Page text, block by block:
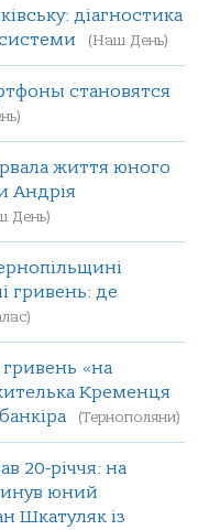
діагностика
(Наш День)
становятся
життя юного
Андрія
День)
гривень: де
гривень «на
Кременця
(Тернополяни)
20-річчя: на
юний
Шкатуляк із